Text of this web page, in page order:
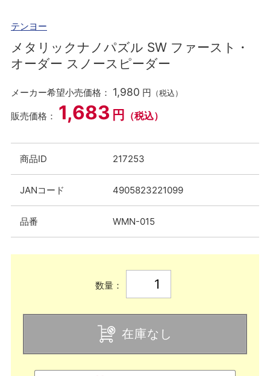
テンヨー
メタリックナノパズル SW ファースト・
オーダー スノースピーダー
メーカー希望小売価格： 1,980 円 （税込）
販売価格： 1,683 円 （税込）
商品ID 217253
JANコード 4905823221099
品番 WMN-015
数量：
在庫なし